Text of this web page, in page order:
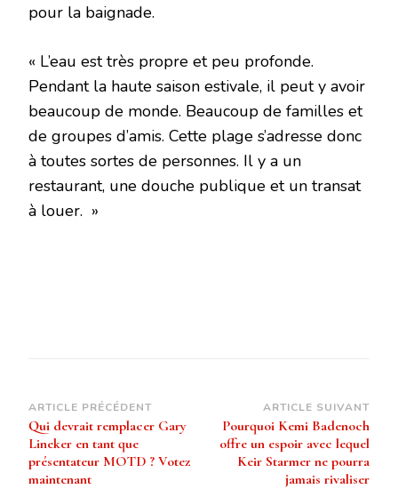
pour la baignade.
« L’eau est très propre et peu profonde.
Pendant la haute saison estivale, il peut y avoir
beaucoup de monde. Beaucoup de familles et
de groupes d’amis. Cette plage s’adresse donc
à toutes sortes de personnes. Il y a un
restaurant, une douche publique et un transat
à louer. »
Navigation
d’article
ARTICLE PRÉCÉDENT
Qui devrait remplacer Gary
Lineker en tant que
présentateur MOTD ? Votez
maintenant
ARTICLE SUIVANT
Pourquoi Kemi Badenoch
offre un espoir avec lequel
Keir Starmer ne pourra
jamais rivaliser